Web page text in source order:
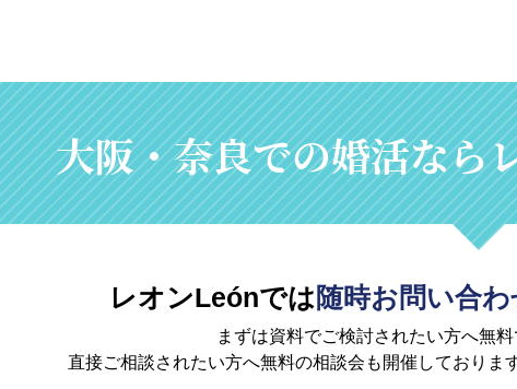
大阪・奈良での婚活なら
レオンLeónでは 随時お問い合
まずは資料でご検討されたい方へ無料
直接ご相談されたい方へ無料の相談会も開催しておりま